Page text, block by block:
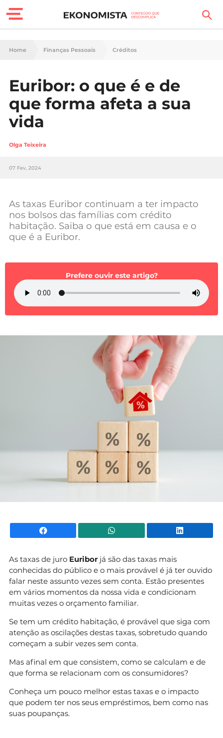
Finanças Pessoais
Carreira
Casa
Lifestyle
Sociedade
Negócios
Mundial 2026
Home Finanças Pessoais Créditos
Euribor: o que é e de
que forma afeta a sua
vida
Olga Teixeira
07 Fev, 2024
As taxas Euribor continuam a ter impacto
nos bolsos das famílias com crédito
habitação. Saiba o que está em causa e o
que é a Euribor.
Prefere ouvir este artigo?
Facebook WhatsApp
As taxas de juro Euribor já são das taxas mais
conhecidas do público e o mais provável é já ter ouvido
falar neste assunto vezes sem conta. Estão presentes
em vários momentos da nossa vida e condicionam
muitas vezes o orçamento familiar.
Se tem um crédito habitação, é provável que siga com
atenção as oscilações destas taxas, sobretudo quando
começam a subir vezes sem conta.
Mas afinal em que consistem, como se calculam e de
que forma se relacionam com os consumidores?
Conheça um pouco melhor estas taxas e o impacto
que podem ter nos seus empréstimos, bem como nas
suas poupanças.